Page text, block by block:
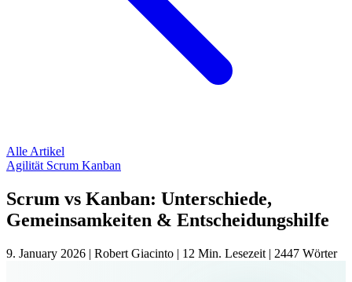
Alle Artikel
Agilität Scrum Kanban
Scrum vs Kanban: Unterschiede,
Gemeinsamkeiten & Entscheidungshilfe
9. January 2026 | Robert Giacinto | 12 Min. Lesezeit | 2447 Wörter